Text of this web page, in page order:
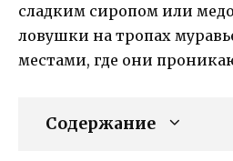
сладким сиропом или
ловушки на тропах
местами, где они
Содержание